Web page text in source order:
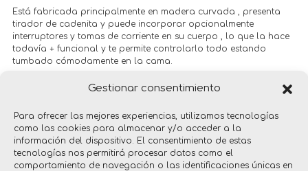
Gestionar consentimiento
Para ofrecer las mejores experiencias, utilizamos tecnologías
como las cookies para almacenar y/o acceder a la
información del dispositivo. El consentimiento de estas
tecnologías nos permitirá procesar datos como el
comportamiento de navegación o las identificaciones únicas en
Está fabricada principalmente en madera curvada , presenta
tirador de cadenita y puede incorporar opcionalmente
interruptores y tomas de corriente en su cuerpo , lo que la hace
todavía + funcional y te permite controlarlo todo estando
tumbado cómodamente en la cama.
www.plussmi.com